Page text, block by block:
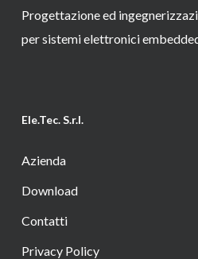
Progettazione ed
per sistemi elettronici
Ele.Tec. S.r.l.
Azienda
Download
Contatti
Privacy Policy